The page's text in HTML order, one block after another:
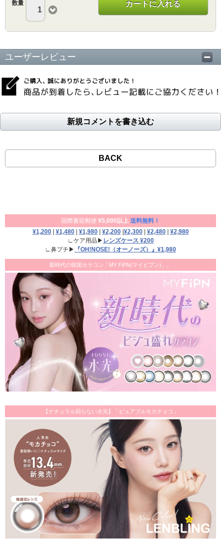
数量
1
カートに入れる
ユーザーレビュー
新規コメントを書き込む
BACK
国際書留郵便 ¥5,000以上 送料無料！
¥1,200| ¥1,480| ¥1,980| ¥2,200|¥2,300| ¥2,480| ¥2,980
∟ケア用品▶ レンズケース ¥200
∟鼻プチ▶
『OH!NOSE!（オーノーズ）』¥1,980
新時代の韓国カラコン「MY FiPN(マイピプン)」。
【ナチュラル回らない水光】「ピュアブルモカチョコ」